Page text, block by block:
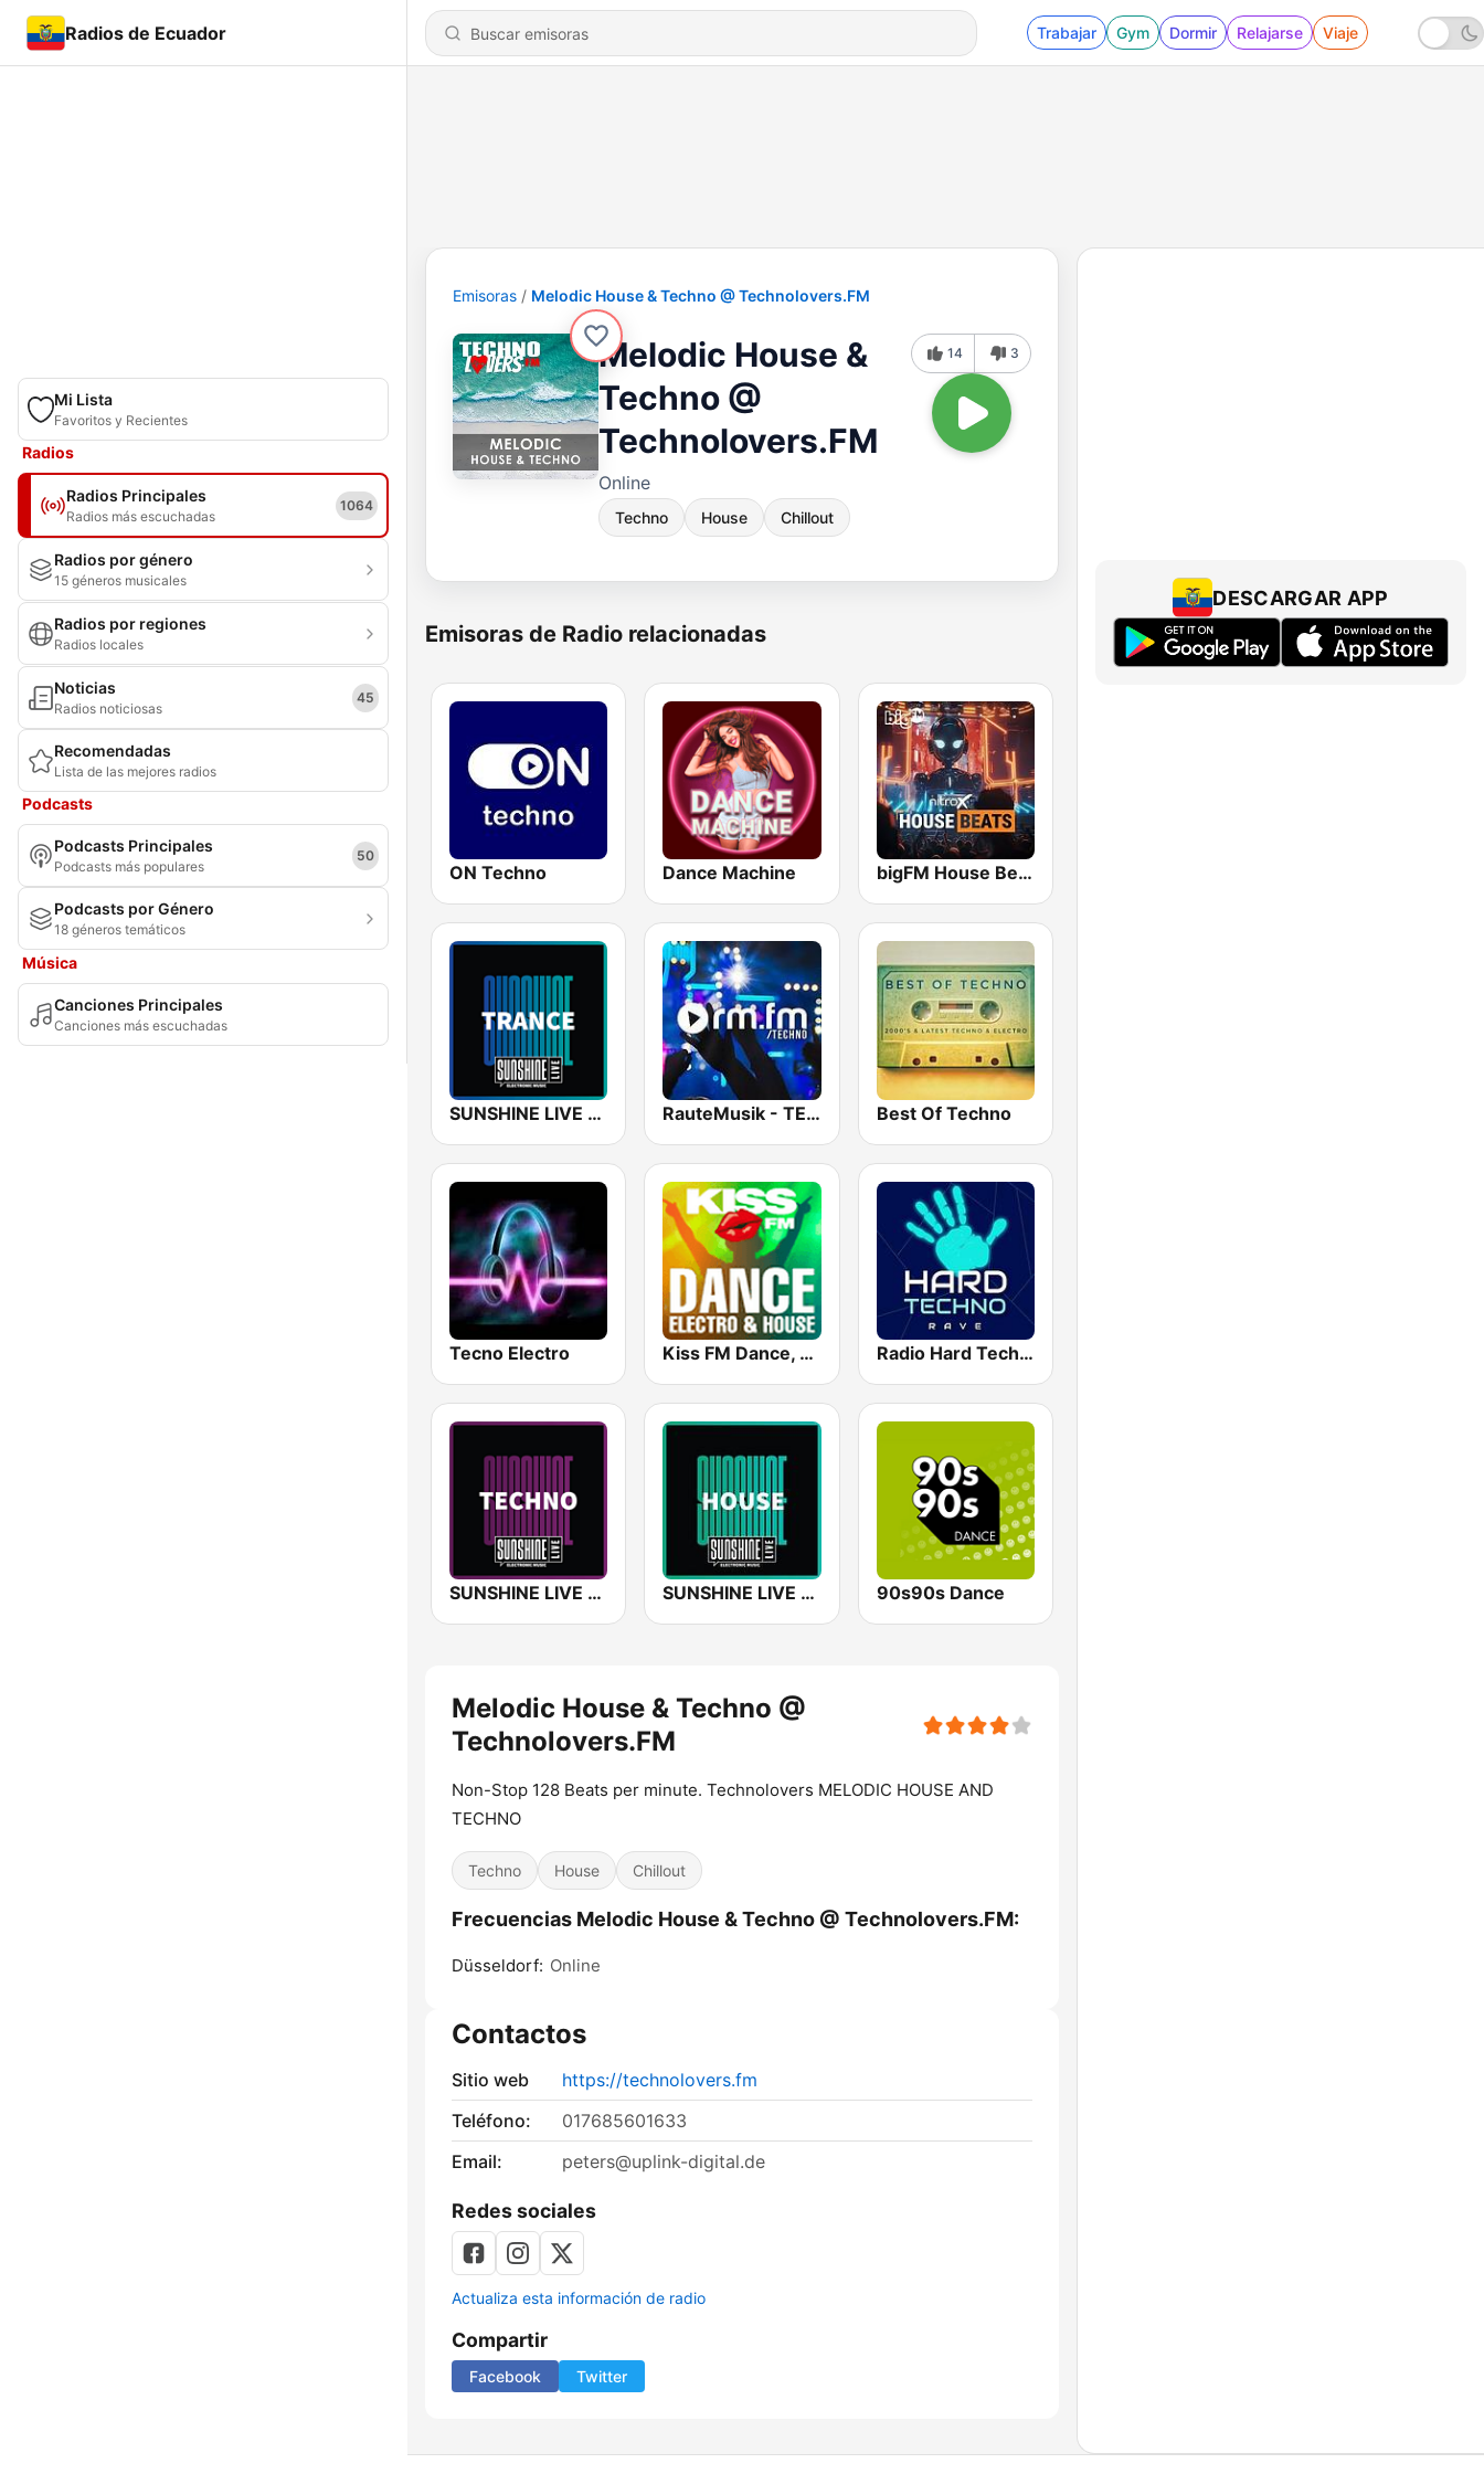
Radios de Ecuador Trabajar Gym Dormir Relajarse Viaje
Mi Lista
Favoritos y Recientes
Radios
Radios Principales
Radios más escuchadas
1064
Radios por género
15 géneros musicales
Radios por regiones
Radios locales
Noticias
Radios noticiosas
45
Recomendadas
Lista de las mejores radios
Podcasts
Podcasts Principales
Podcasts más populares
50
Podcasts por Género
18 géneros temáticos
Música
Canciones Principales
Canciones más escuchadas
Emisoras Melodic House & Techno @ Technolovers.FM
Melodic House &
Techno @
Technolovers.FM
Online
Techno House Chillout
14 3
Emisoras de Radio relacionadas
ON Techno Dance Machine bigFM House Beats
SUNSHINE LIVE - Trance RauteMusik - TECHNO Best Of Techno
Tecno Electro Kiss FM Dance, Electro & House Radio Hard Techno Rave
SUNSHINE LIVE - Techno SUNSHINE LIVE - House 90s90s Dance
Melodic House & Techno @
Technolovers.FM
Non-Stop 128 Beats per minute. Technolovers MELODIC HOUSE AND
TECHNO
Techno House Chillout
Frecuencias Melodic House & Techno @ Technolovers.FM:
Düsseldorf: Online
Contactos
Sitio web
https://technolovers.fm
Teléfono:
017685601633
Email:
peters@uplink-digital.de
Redes sociales
Actualiza esta información de radio
Compartir
Facebook Twitter
DESCARGAR APP